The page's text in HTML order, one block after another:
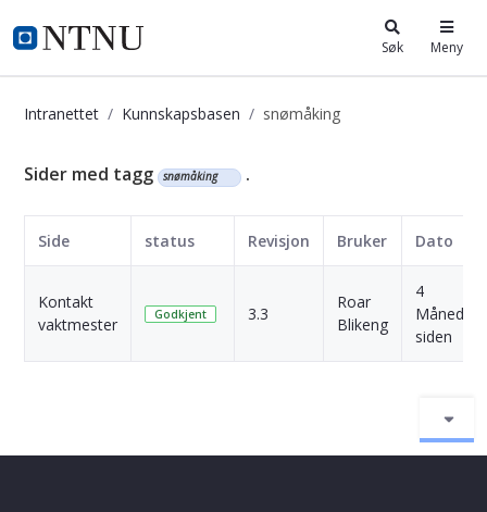
i.ntnu.no Søk Meny
Intranettet Kunnskapsbasen snømåking
Kunnskapsbasen
Sider med tagg snømåking .
Side status Revisjon Bruker Dato
Kontakt
vaktmester
Godkjent 3.3
Roar
Blikeng
4
Måneder
siden